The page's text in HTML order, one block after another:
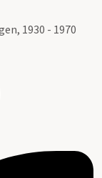
1930 - 1970